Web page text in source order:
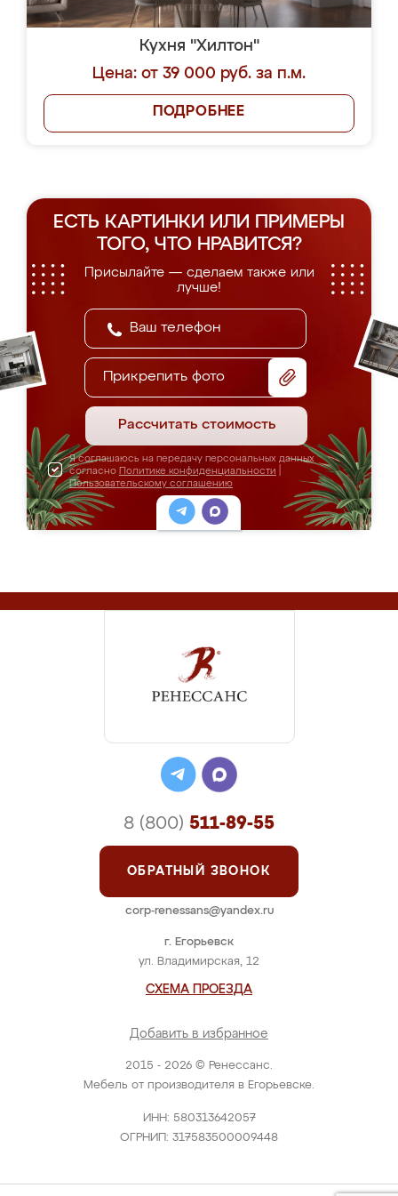
Кухня "Хилтон"
Цена: от 39 000 руб. за п.м.
ПОДРОБНЕЕ
ЕСТЬ КАРТИНКИ ИЛИ ПРИМЕРЫ
ТОГО, ЧТО НРАВИТСЯ?
Присылайте — сделаем также или
лучше!
Прикрепить фото
Рассчитать стоимость
Я соглашаюсь на передачу персональных данных
согласно Политике конфиденциальности
Пользовательскому соглашению
2015 - 2026 © Ренессанс.
Мебель от производителя в Егорьевске.
ИНН: 580313642057
ОГРНИП: 317583500009448
г. Егорьевск
ул. Владимирская, 12
СХЕМА ПРОЕЗДА
Добавить в избранное
8 (800) 511-89-55
ОБРАТНЫЙ ЗВОНОК
corp-renessans@yandex.ru